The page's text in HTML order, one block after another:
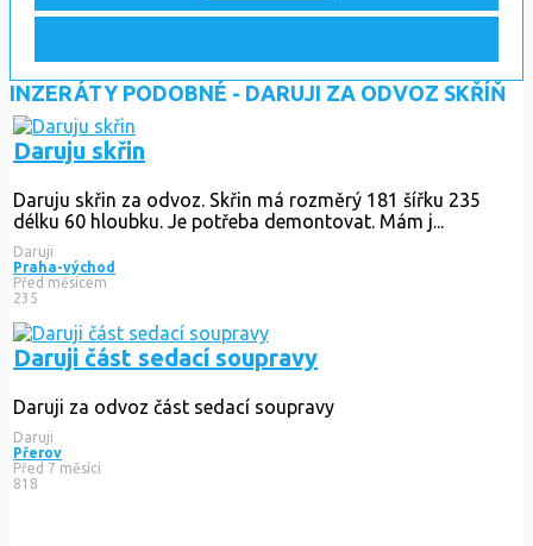
INZERÁTY PODOBNÉ - DARUJI ZA ODVOZ SKŘÍŇ
Daruju skřin
Daruju skřin za odvoz. Skřin má rozměrý 181 šířku 235
délku 60 hloubku. Je potřeba demontovat. Mám j...
Daruji
Praha-východ
Před měsícem
235
Daruji část sedací soupravy
Daruji za odvoz část sedací soupravy
Daruji
Přerov
Před 7 měsíci
818